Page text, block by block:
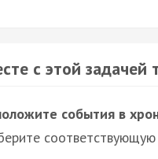
с этой
события в